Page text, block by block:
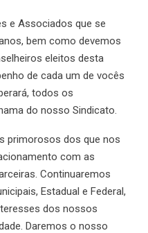
e Associados que se
bem como devemos
eleitos desta
de cada um de vocês
todos os
do nosso Sindicato.
primorosos dos que nos
com as
Continuaremos
Estadual e Federal,
dos nossos
Daremos o nosso